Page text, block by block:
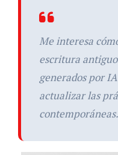
Me interesa
escritura
generados por
actualizar las
contemporáneas.